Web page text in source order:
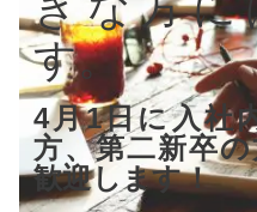
す。
4月1日に入社
方、第二新卒の
歓迎します！